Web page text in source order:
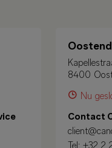
8400
Nu
Contact